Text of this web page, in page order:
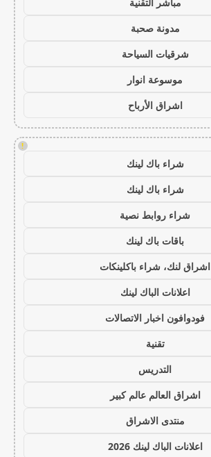
مدونة صحبة
شرقيات السياحة
موسوعة انوار
اشراق الأرباح
!
شراء باك لينك
شراء باك لينك
شراء روابط نصية
باقات باك لينك
اشراق لنك، شراء باكلينكات
اعلانات الباك لينك
فودوافون اخبار الاتصالات
تقنية
التدريس
اشراق العالم عالم كبير
منتدى الاشراق
اعلانات الباك لينك 2026